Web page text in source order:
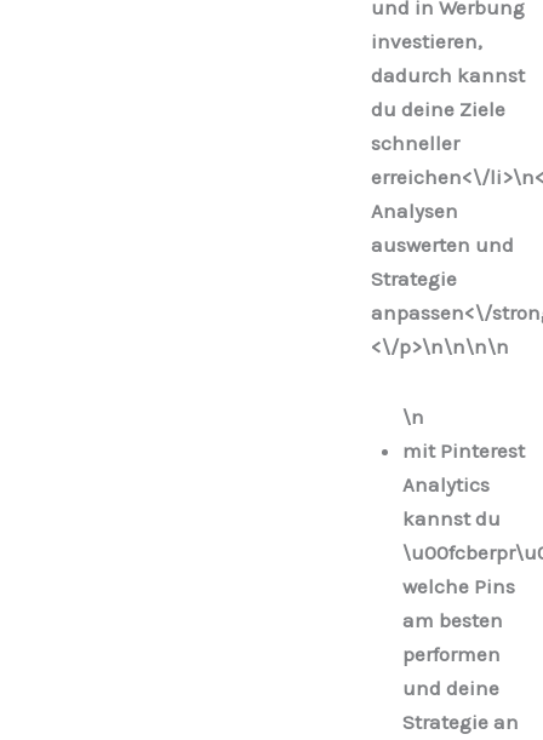
und in Werbung
investieren,
dadurch kannst
du deine Ziele
schneller
erreichen<\/li>\n
Analysen
auswerten und
Strategie
anpassen<\/
<\/p>\n\n\n\n
\n
mit Pinterest
Analytics
kannst du
welche Pins
am besten
performen
und deine
Strategie an